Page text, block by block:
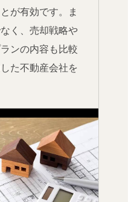
が有効です。ま
く、売却戦略や
ンの内容も比較
た不動産会社を